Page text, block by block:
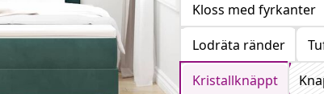
Kloss med fyrkanter
Lodräta ränder
Kristallknäppt